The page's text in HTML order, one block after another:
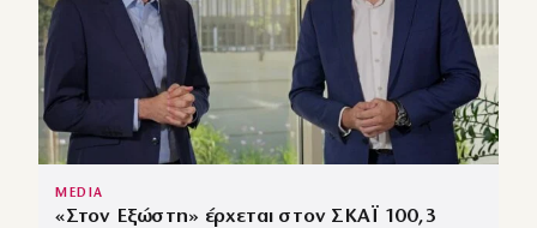
MEDIA
«Στον Εξώστη» έρχεται στον ΣΚΑΪ 100,3